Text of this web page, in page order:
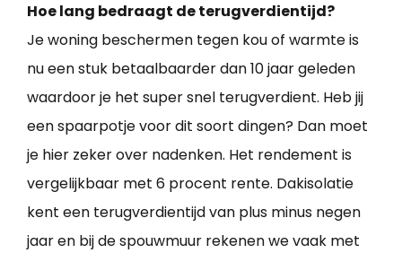
Hoe lang bedraagt de terugverdientijd?
Je woning beschermen tegen kou of warmte is
nu een stuk betaalbaarder dan 10 jaar geleden
waardoor je het super snel terugverdient. Heb jij
een spaarpotje voor dit soort dingen? Dan moet
je hier zeker over nadenken. Het rendement is
vergelijkbaar met 6 procent rente. Dakisolatie
kent een terugverdientijd van plus minus negen
jaar en bij de spouwmuur rekenen we vaak met